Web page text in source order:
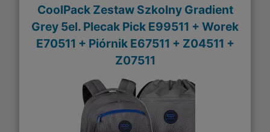
CoolPack Zestaw Szkolny Gradient
Grey 5el. Plecak Pick E99511 + Worek
E70511 + Piórnik E67511 + Z04511 +
Z07511